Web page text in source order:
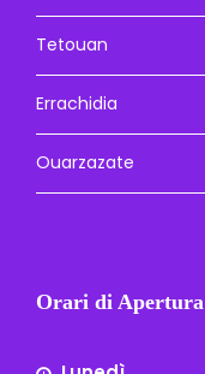
Tetouan
Errachidia
Ouarzazate
Orari di Apertura